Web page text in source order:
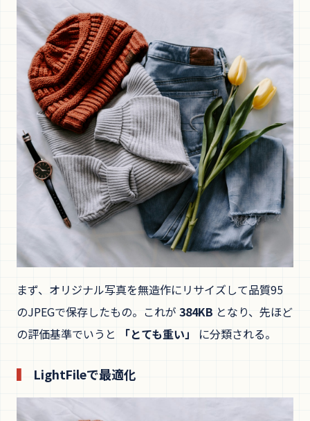
まず、オリジナル写真を無造作にリサイズして品質95
のJPEGで保存したもの。これが 384KB となり、先ほど
の評価基準でいうと
「とても重い」 に分類される。
LightFileで最適化